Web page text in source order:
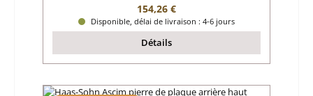
Prix régulier :
154,26 €
Disponible, délai de livraison : 4-6 jours
Détails